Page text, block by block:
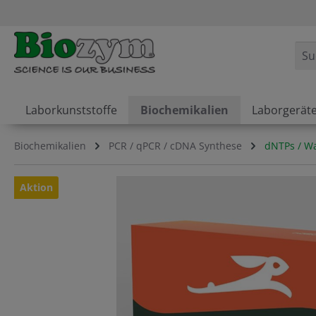
Laborkunststoffe Biochemikalien
Biochemikalien PCR / qPCR / cDNA Synthese dNTPs /
Bildergalerie überspringen
Aktion